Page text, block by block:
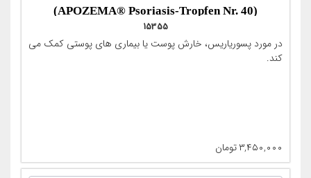
(APOZEMA® Psoriasis-Tropfen Nr. 40)
15355
در مورد پسوریاریس، خارش پوست یا بیماری های پوستی کمک می
کند.
۳,۴۵۰,۰۰۰تومان